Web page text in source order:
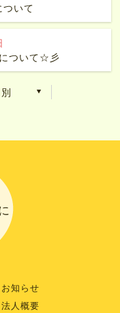
いて
について☆彡
お知らせ
法人概要